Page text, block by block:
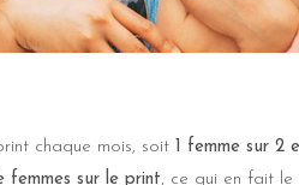
chaque mois, soit 1 femme sur 2
femmes sur le print, ce qui en fait le